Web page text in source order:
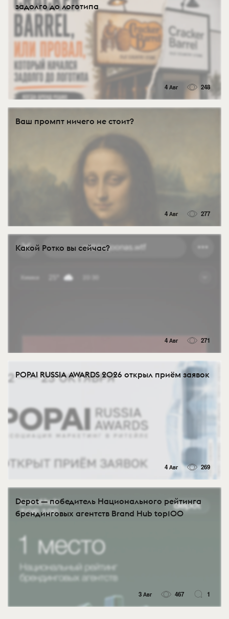
задолго до логотипа
4 Авг 248
Ваш промпт ничего не стоит?
4 Авг 277
Какой Ротко вы сейчас?
4 Авг 271
POPAI RUSSIA AWARDS 2026 открыл приём заявок
4 Авг 269
Depot — победитель Национального рейтинга
брендинговых агентств Brand Hub top100
3 Авг 467 1